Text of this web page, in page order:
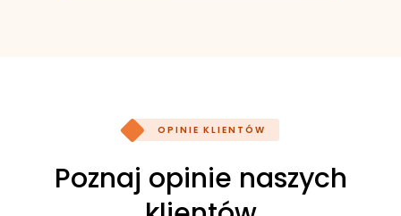
OPINIE KLIENTÓW
Poznaj opinie naszych